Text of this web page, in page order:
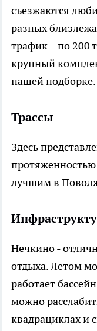
съезжаются
разных
трафик – по 200
крупный
нашей подборке.
Трассы
Здесь
протяженностью
лучшим в
Нечкино -
отдыха. Летом
работает
можно
квадрациклах и